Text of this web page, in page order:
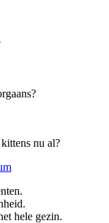
nu al?
hele gezin.